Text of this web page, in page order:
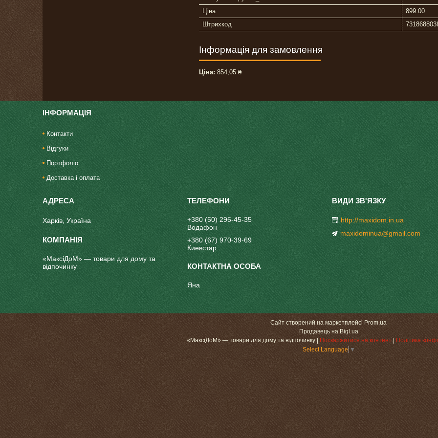
Ціна
899.00
Штрихкод
Інформація для замовлення
Ціна: 854,05 ₴
ІНФОРМАЦІЯ
Контакти
Відгуки
Портфоліо
Доставка і оплата
Харків, Україна
«МаксіДоМ» — товари для дому та
відпочинку
+380 (50) 296-45-35
Водафон
+380 (67) 970-39-69
Киевстар
Яна
http://maxidom.in.ua
maxidominua@gmail.com
Сайт створений на маркетплейсіProm.ua
Продавець на Bigl.ua
«МаксіДоМ» — товари для дому та відпочинку | Поскаржитися на контент |Політика
Select Language ▼